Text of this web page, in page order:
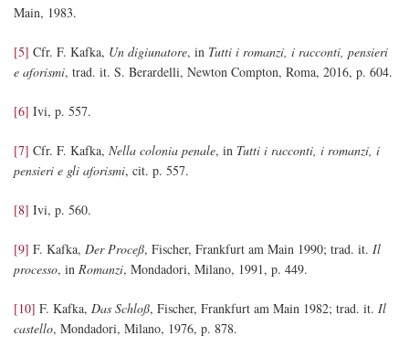
Main, 1983.
[5] Cfr. F. Kafka, Un digiunatore, in Tutti i romanzi, i racconti, pensieri
e aforismi, trad. it. S. Berardelli, Newton Compton, Roma, 2016, p. 604.
[6] Ivi, p. 557.
[7] Cfr. F. Kafka, Nella colonia penale, in Tutti i racconti, i romanzi, i
pensieri e gli aforismi, cit. p. 557.
[8] Ivi, p. 560.
[9] F. Kafka, Der Proceß, Fischer, Frankfurt am Main 1990; trad. it. Il
processo, in Romanzi, Mondadori, Milano, 1991, p. 449.
[10] F. Kafka, Das Schloß, Fischer, Frankfurt am Main 1982; trad. it. Il
castello, Mondadori, Milano, 1976, p. 878.